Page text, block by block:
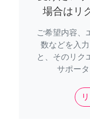
場合はリ
ご希望内容、
数などを入
と、そのリク
サポー